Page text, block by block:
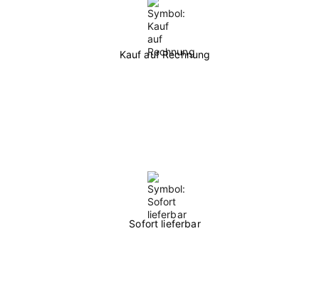
Kauf auf Rechnung
Sofort lieferbar